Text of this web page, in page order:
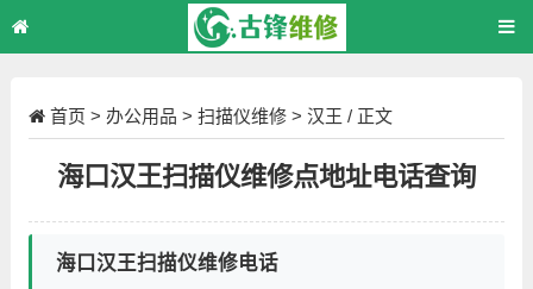
首页 > 办公用品 > 扫描仪维修> 汉王 / 正文
海口汉王扫描仪维修点地址电话查询
海口汉王扫描仪维修电话